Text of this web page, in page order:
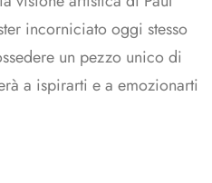
incorniciato oggi stesso
un pezzo unico di
a ispirarti e a emozionarti